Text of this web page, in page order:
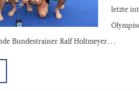
letzte
Bundestrainer Ralf Holtmeyer…